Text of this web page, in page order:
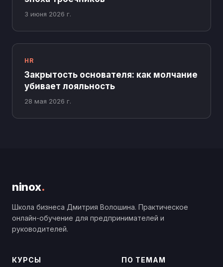
3 июня 2026 г.
HR
Закрытость основателя: как молчание
убивает лояльность
28 мая 2026 г.
ninox.
Школа бизнеса Дмитрия Волошина. Практическое
онлайн-обучение для предпринимателей и
руководителей.
КУРСЫ ПО ТЕМАМ